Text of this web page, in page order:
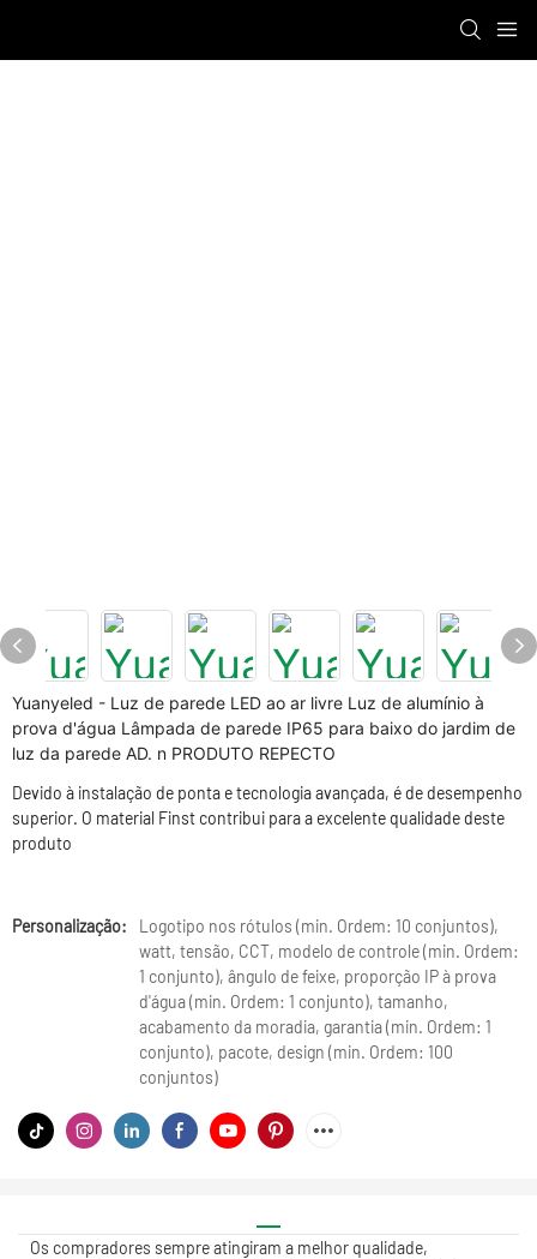
Yuanyeled - Luz de parede LED ao ar livre Luz de alumínio à
prova d'água Lâmpada de parede IP65 para baixo do jardim de
luz da parede AD. n PRODUTO REPECTO
Devido à instalação de ponta e tecnologia avançada, é de desempenho
superior. O material Finst contribui para a excelente qualidade deste
produto
Personalização:
Logotipo nos rótulos (min. Ordem: 10 conjuntos),
watt, tensão, CCT, modelo de controle (min. Ordem:
1 conjunto), ângulo de feixe, proporção IP à prova
d'água (min. Ordem: 1 conjunto), tamanho,
acabamento da moradia, garantia (min. Ordem: 1
conjunto), pacote, design (min. Ordem: 100
conjuntos)
Os compradores sempre atingiram a melhor qualidade,